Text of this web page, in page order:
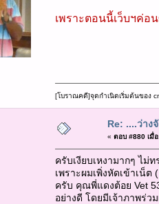
เพราะตอนนี้เว็บฯค่อน
[โบราณคดี]จุดกำเนิดเริ่มต้นของ
Re: ....ว่าง
« ตอบ #880 เมื่อ
ครับเงียบเหงามากๆ ไ
เพราะผมเพิ่งหัดเข้าเน็
ครับ คุณพี่แดงต้อย Vet
อย่างดี โดยมีเจ้าภาพร่